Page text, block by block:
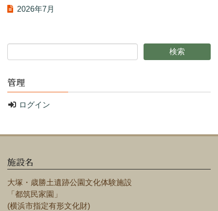
2026年7月
管理
ログイン
施設名
大塚・歳勝土遺跡公園文化体験施設
「都筑民家園」
(横浜市指定有形文化財)